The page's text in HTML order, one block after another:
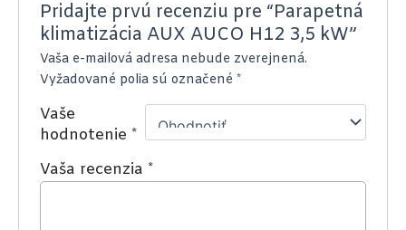
Pridajte prvú recenziu pre “Parapetná
klimatizácia AUX AUCO H12 3,5 kW”
Vaša e-mailová adresa nebude zverejnená.
Vyžadované polia sú označené*
Vaše
hodnotenie *
Vaša recenzia *